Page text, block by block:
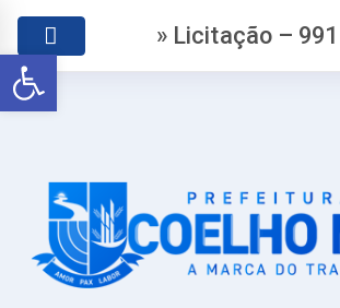
Abrir a barra de
» Licitação –